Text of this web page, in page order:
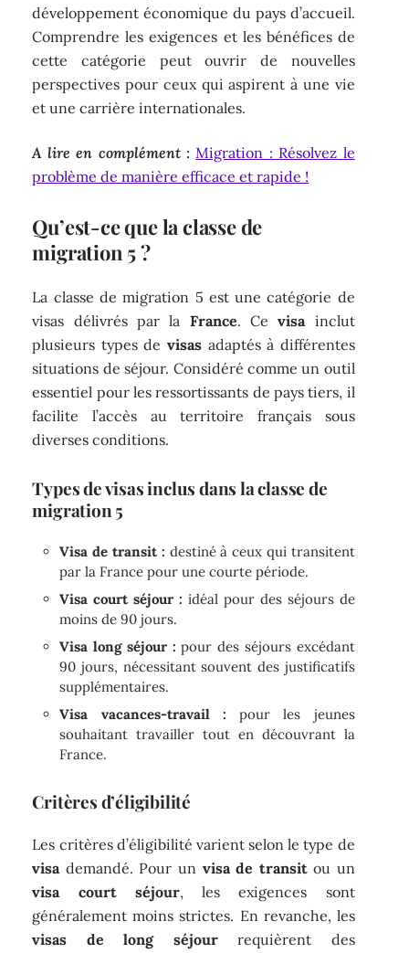
développement économique du pays d’accueil.
Comprendre les exigences et les bénéfices de
cette catégorie peut ouvrir de nouvelles
perspectives pour ceux qui aspirent à une vie
et une carrière internationales.
A lire en complément : Migration : Résolvez le
problème de manière efficace et rapide !
Qu’est-ce que la classe de
migration 5 ?
La classe de migration 5 est une catégorie de
visas délivrés par la France. Cevisainclut
plusieurs types de visas adaptés à différentes
situations de séjour. Considéré comme un outil
essentiel pour les ressortissants de pays tiers, il
facilite l’accès au territoire français sous
diverses conditions.
Types de visas inclus dans la classe de
migration 5
Visa de transit : destiné à ceux qui transitent
par la France pour une courte période.
Visa court séjour : idéal pour des séjours de
moins de 90 jours.
Visa long séjour : pour des séjours excédant
90 jours, nécessitant souvent des justificatifs
supplémentaires.
Visa vacances-travail : pour les jeunes
souhaitant travailler tout en découvrant la
France.
Critères d’éligibilité
Les critères d’éligibilité varient selon le type de
visademandé. Pour un visa de transitou un
visa court séjour, les exigences sont
généralement moins strictes. En revanche, les
visas de long séjourrequièrent des